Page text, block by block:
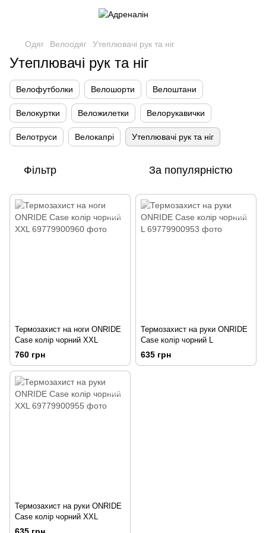
Одяг Велоодяг Утеплювачі рук та ніг
Утеплювачі рук та ніг
Велофутболки Велошорти Велоштани
Велокуртки Веложилетки Велорукавички
Велотруси Велокапрі Утеплювачі рук та ніг
Фільтр За популярністю
Термозахист на ноги ONRIDE
Case колір чорний XXL
760 грн
Термозахист на руки ONRIDE
Case колір чорний L
635 грн
Термозахист на руки ONRIDE
Case колір чорний XXL